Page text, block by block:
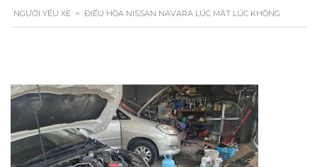
NGƯỜI YÊU XE > ĐIỀU HÒA NISSAN NAVARA LÚC MÁT LÚC KHÔNG